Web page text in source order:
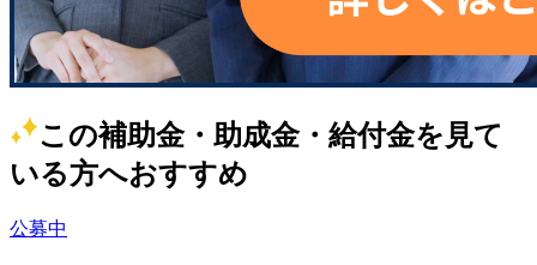
この補助金・助成金・給付金を見て
いる方へおすすめ
公募中